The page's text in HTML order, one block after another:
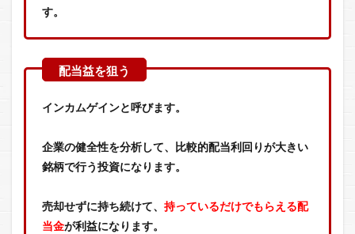
す。
インカムゲインと呼びます。
企業の健全性を分析して、比較的配当利回りが大きい
銘柄で行う投資になります。
売却せずに持ち続けて、 持っているだけでもらえる配
当金が利益になります。